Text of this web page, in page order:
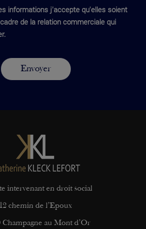
informations j'accepte qu'elles soient
de la relation commerciale qui
intervenant en droit social
12 chemin de l’Epoux
Champagne au Mont d’Or